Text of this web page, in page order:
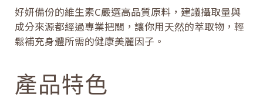
好妍備份的維生素C嚴選高品質原料，建議攝取量與
成分來源都經過專業把關，讓你用天然的萃取物，輕
鬆補充身體所需的健康美麗因子。
產品特色